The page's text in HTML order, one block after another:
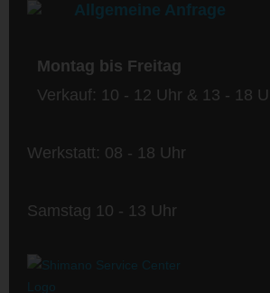
Allgemeine Anfrage
Montag bis Freitag
Verkauf: 10 - 12 Uhr & 13 - 18
Werkstatt: 08 - 18 Uhr
Samstag 10 - 13 Uhr